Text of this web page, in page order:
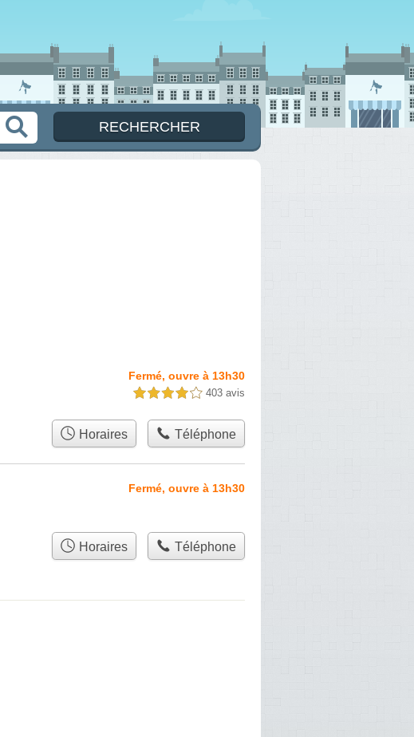
Fermé, ouvre à 13h30
4,0 étoiles sur 5 403 avis
Horaires Téléphone
Fermé, ouvre à 13h30
Horaires Téléphone